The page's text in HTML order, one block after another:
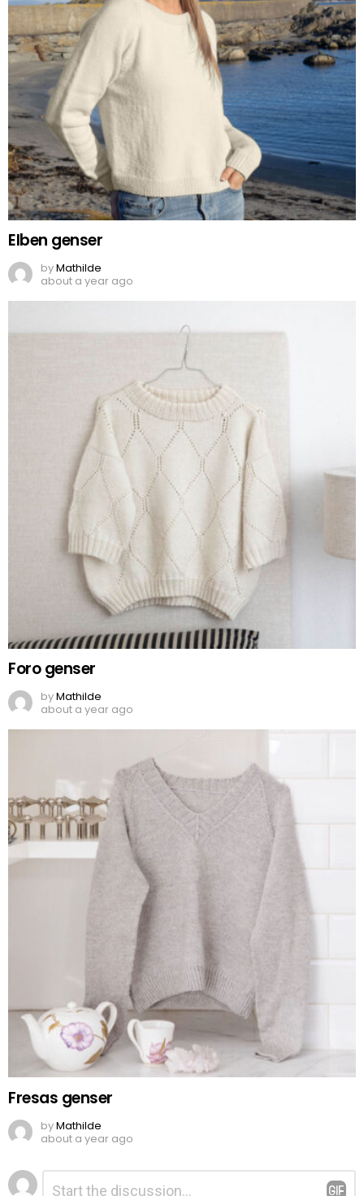
Elben genser
byMathilde
about a year ago
Foro genser
byMathilde
about a year ago
Fresas genser
byMathilde
about a year ago
LeggKommentar